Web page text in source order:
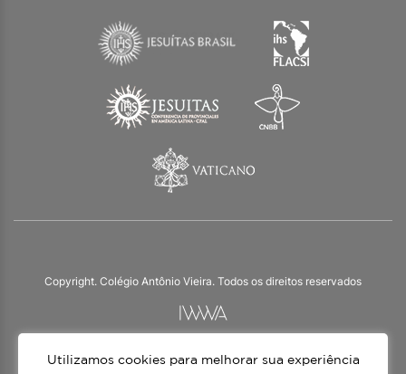
Copyright. Colégio Antônio Vieira. Todos os direitos reservados
O Colégio Antônio Vieira integra a Rede Jesuíta de Educação, tendo as suas
Utilizamos cookies para melhorar sua experiência